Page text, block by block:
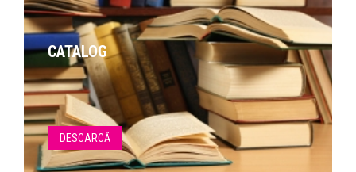
CATALOG
DESCARCĂ